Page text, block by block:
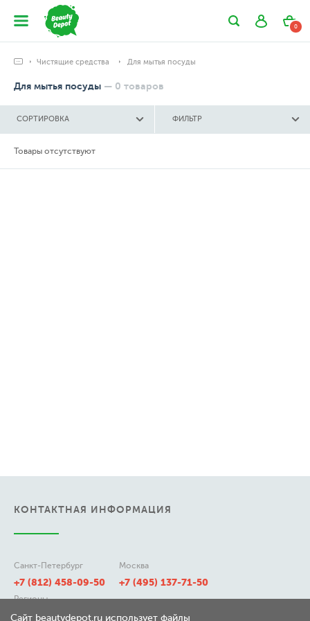
0
Чистящие средства Для мытья посуды
Для мытья посуды — 0 товаров
СОРТИРОВКА ФИЛЬТР
Товары отсутствуют
КОНТАКТНАЯ ИНФОРМАЦИЯ
Санкт-Петербург
+7 (812) 458-09-50
Москва
+7 (495) 137-71-50
Регионы
8 (800) 511-21-50
Сайт beautydepot.ru использует файлы